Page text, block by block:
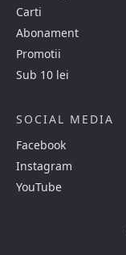
Carti
Abonament
Promotii
Sub 10 lei
SOCIAL MEDIA
Facebook
Instagram
YouTube